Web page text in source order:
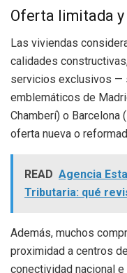
Oferta limitada
Las viviendas
calidades
servicios exclusivos —
emblemáticos de
Chamberí) o Barcelona
oferta nueva o
READ Agencia
Tributaria: qué
Además, muchos
proximidad a centros
conectividad nacional